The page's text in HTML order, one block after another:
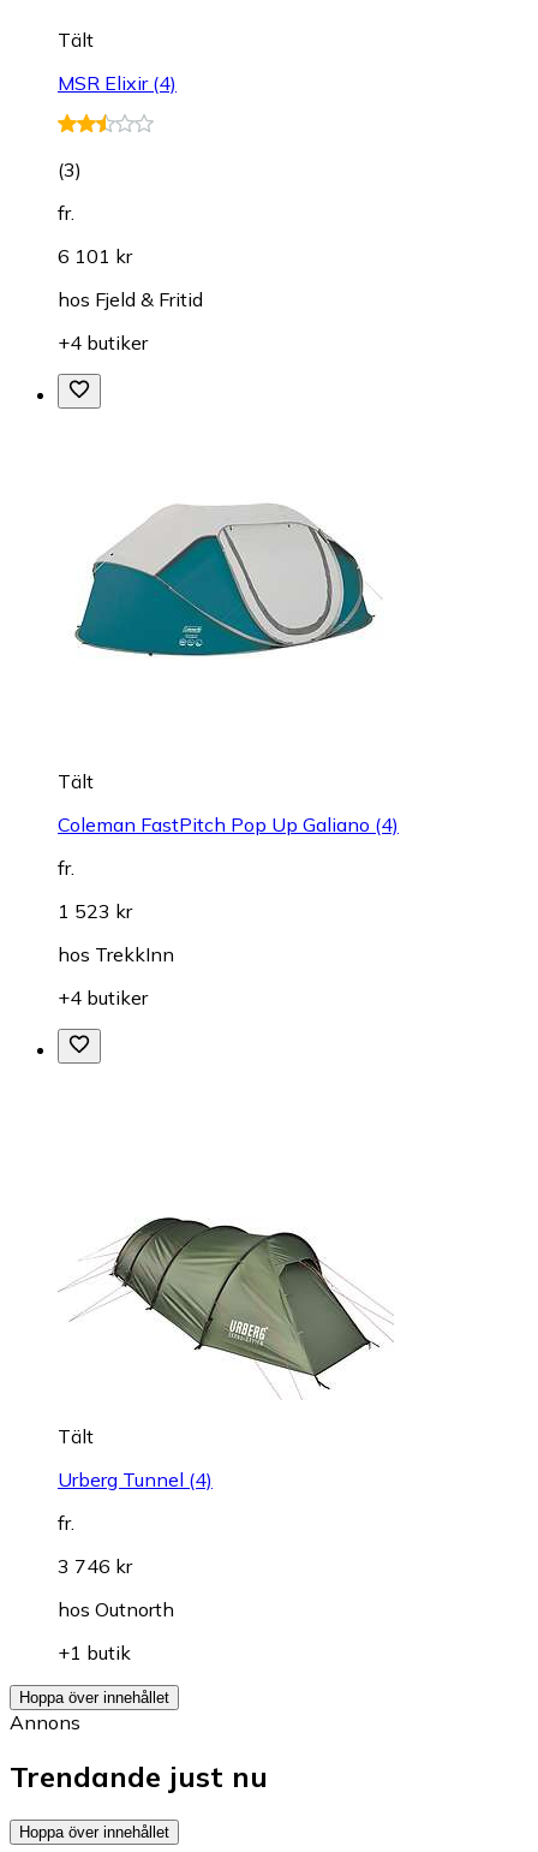
Tält
MSR Elixir (4)
(3)
fr.
6 101 kr
hos Fjeld & Fritid
+4 butiker
Tält
Coleman FastPitch Pop Up Galiano (4)
fr.
1 523 kr
hos TrekkInn
+4 butiker
Tält
Urberg Tunnel (4)
fr.
3 746 kr
hos Outnorth
+1 butik
Hoppa över innehållet
Annons
Trendande just nu
Hoppa över innehållet